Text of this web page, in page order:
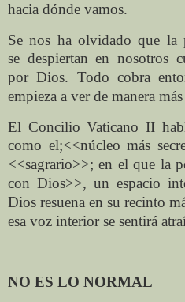
hacia dónde vamos.
Se nos ha olvidado que
se despiertan en nosotros
porDios. Todo cobra
empieza a ver de manera
El Concilio Vaticano II
como el;<<núcleo más
<<sagrario>>;en el que la
con Dios>>, un espacio
Dios resuena en su recinto
esa voz interior se sentirá
NO ES LO NORMAL